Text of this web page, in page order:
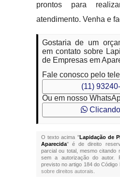
prontos para
atendimento. Venha e
Gostaria de um
em contato sobre
de Empresas em
Fale conosco pelo
(11)
Ou em nosso
O texto acima "Lapidação de
Aparecida" é de direito
parcial ou total, mesmo citando
sem a autorização do autor.
previsto no artigo 184 do Código
sobre direitos autorais